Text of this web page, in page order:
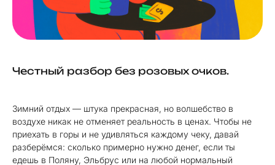
Честный разбор без розовых очков.
Зимний отдых — штука прекрасная, но волшебство в
воздухе никак не отменяет реальность в ценах. Чтобы не
приехать в горы и не удивляться каждому чеку, давай
разберёмся: сколько примерно нужно денег, если ты
едешь в Поляну, Эльбрус или на любой нормальный